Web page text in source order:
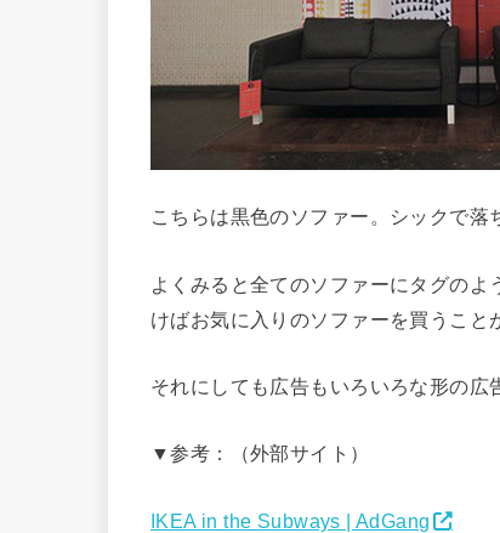
こちらは黒色のソファー。シックで落
よくみると全てのソファーにタグの
けばお気に入りのソファーを買うこと
それにしても広告もいろいろな形の広
▼参考：（外部サイト）
IKEA in the Subways | AdGang